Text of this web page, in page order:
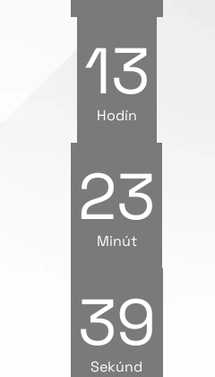
13
Hodín
23
Minút
38
Sekúnd